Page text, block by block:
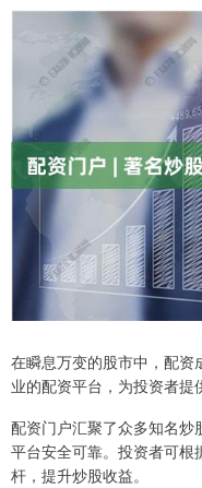
在瞬息万变的股市中，配
业的配资平台，为投资者提
配资门户汇聚了众多知名
平台安全可靠。投资者可
杆，提升炒股收益。